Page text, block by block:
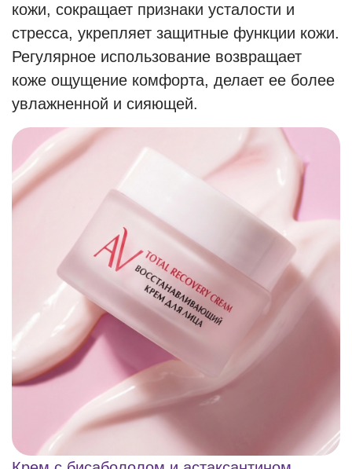
кожи, сокращает признаки усталости и
стресса, укрепляет защитные функции кожи.
Регулярное использование возвращает
коже ощущение комфорта, делает ее более
увлажненной и сияющей.